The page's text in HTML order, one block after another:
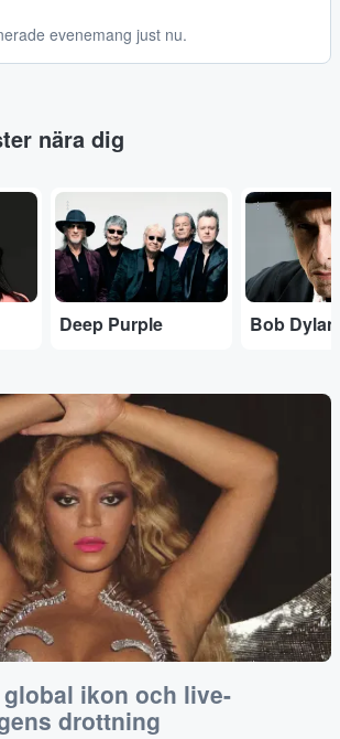
evenemang just nu.
nära dig
Deep Purple
...
Bob Dylan
ikon och live-
drottning